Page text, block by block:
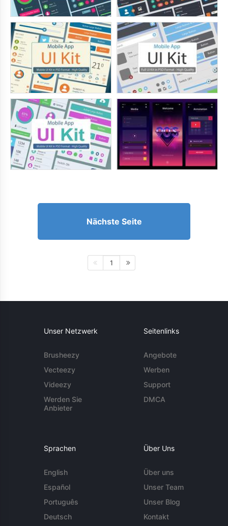
Nächste Seite
1
Unser Netzwerk
Brusheezy
Vecteezy
Videezy
Werden Sie
Anbieter
Seitenlinks
Angebote
Werben
Support
DMCA
Sprachen
English
Español
Português
Deutsch
Über Uns
Über uns
Unser Team
Unser Blog
Kontakt